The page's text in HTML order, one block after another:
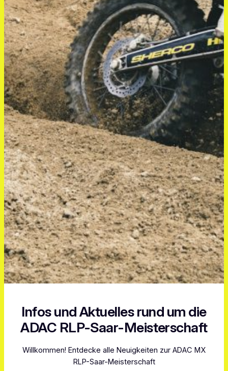
Infos und Aktuelles rund um die
ADAC RLP-Saar-Meisterschaft
Willkommen! Entdecke alle Neuigkeiten zur ADAC MX
RLP-Saar-Meisterschaft